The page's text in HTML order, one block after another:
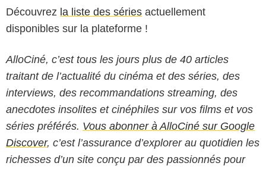
Découvrez la liste des séries actuellement
disponibles sur la plateforme !
AlloCiné, c’est tous les jours plus de 40 articles
traitant de l’actualité du cinéma et des séries, des
interviews, des recommandations streaming, des
anecdotes insolites et cinéphiles sur vos films et vos
séries préférés. Vous abonner à AlloCiné sur Google
Discover, c’est l’assurance d’explorer au quotidien les
richesses d’un site conçu par des passionnés pour